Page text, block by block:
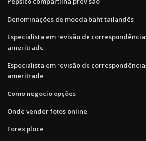
Denominações de moeda baht tailandês
Especialista em revisão de
ameritrade
Especialista em revisão de
ameritrade
Como negocio opções
Onde vender fotos online
Forex ploce